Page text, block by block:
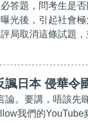
答題，問考生是
光後，引起社會
局取消這條試題
諷日本 侵華令
論。要講，唔該先
我們的